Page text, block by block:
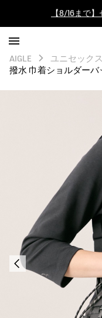
【最大
ログイン/
AIGLE CLUB ポ
【8/16まで
【最大
ログイン/
AIGLE CLUB
AIGLE ユニセックス
撥水 巾着ショルダーバ